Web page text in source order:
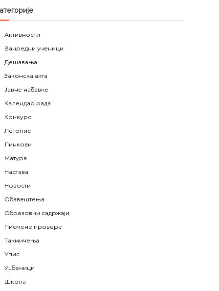
Активности
Ванредни ученици
Дешавања
Законска акта
Јавне набавке
Календар рада
Конкурс
Летопис
Линкови
Матура
Настава
Новости
Обавештења
Образовни садржаји
Писмене провере
Такмичења
Упис
Уџбеници
Школа